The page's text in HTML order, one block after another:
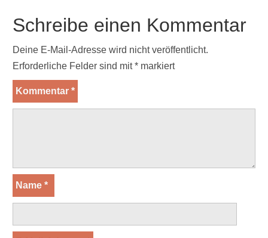
Schreibe einen Kommentar
Deine E-Mail-Adresse wird nicht veröffentlicht.
Erforderliche Felder sind mit* markiert
Kommentar*
Name*